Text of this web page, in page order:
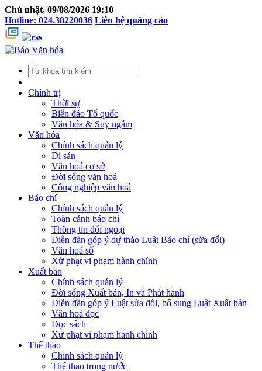
Chủ nhật, 09/08/2026 19:10
Hotline: 024.38220036 Liên hệ quảng cáo
Chính trị
Thời sự
Biển đảo Tổ quốc
Văn hóa & Suy ngẫm
Văn hóa
Chính sách quản lý
Di sản
Văn hoá cơ sở
Đời sống văn hoá
Công nghiệp văn hoá
Báo chí
Chính sách quản lý
Toàn cảnh báo chí
Thông tin đối ngoại
Diễn đàn góp ý dự thảo Luật Báo chí (sửa đổi)
Văn hoá số
Xử phạt vi phạm hành chính
Xuất bản
Chính sách quản lý
Đời sống Xuất bản, In và Phát hành
Diễn đàn góp ý Luật sửa đổi, bổ sung Luật Xuất bản
Văn hoá đọc
Đọc sách
Xử phạt vi phạm hành chính
Thể thao
Chính sách quản lý
Thể thao trong nước